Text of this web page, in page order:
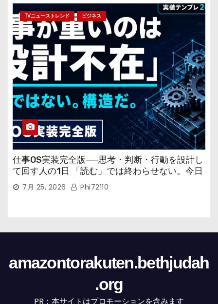
TVニューストレンド ビジネス
仕事OS実装完全版──思考・判断・行動を設計し
て回す人の1日 「読む」では終わらせない。今日
から回す実装書だ。
7月 25, 2026 Phi72110
amazontorakuten.bethjudah
.org
PR：本サイトはプロモーションを含みます